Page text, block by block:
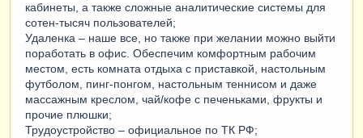
кабинеты, а также сложные аналитические системы для
сотен-тысяч пользователей;
Удаленка – наше все, но также при желании можно выйти
поработать в офис. Обеспечим комфортным рабочим
местом, есть комната отдыха с приставкой, настольным
футболом, пинг-понгом, настольным теннисом и даже
массажным креслом, чай/кофе с печеньками, фрукты и
прочие плюшки;
Трудоустройство – официальное по ТК РФ;